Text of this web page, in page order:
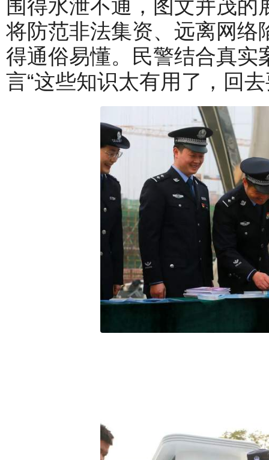
围得水泄不通，图文并茂
将防范非法集资、远离网络
得通俗易懂。民警结合真实
言“这些知识太有用了，回